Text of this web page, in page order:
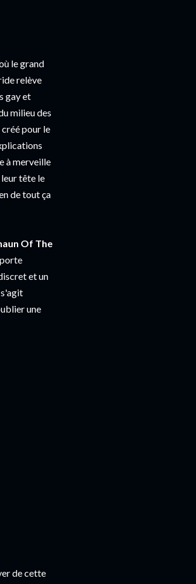
le grand
relève
gay et
milieu des
pour le
à merveille
tête le
de tout ça
Of The
et un
une
de cette